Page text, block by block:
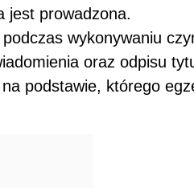
jest prowadzona.
wykonywaniu
oraz odpisu
podstawie, którego